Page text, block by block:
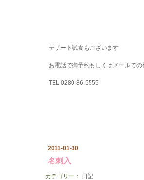
デザート試食もございます
お電話で御予約もしくはメールで
TEL 0280-86-5555
2011-01-30
名刺入
カテゴリー： 日記